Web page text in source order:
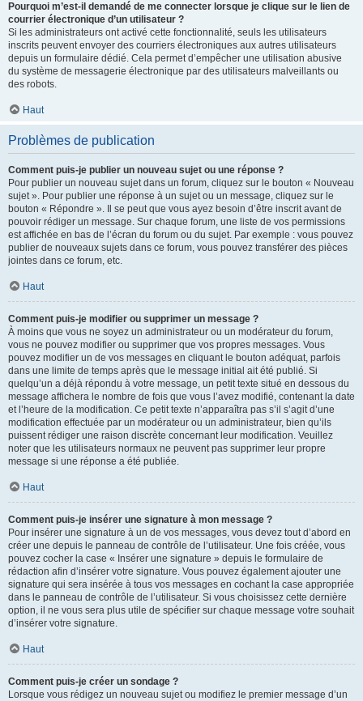
Pourquoi m’est-il demandé de me connecter lorsque je clique sur le lien de
courrier électronique d’un utilisateur ?
Si les administrateurs ont activé cette fonctionnalité, seuls les utilisateurs
inscrits peuvent envoyer des courriers électroniques aux autres utilisateurs
depuis un formulaire dédié. Cela permet d’empêcher une utilisation abusive
du système de messagerie électronique par des utilisateurs malveillants ou
des robots.
Haut
Problèmes de publication
Comment puis-je publier un nouveau sujet ou une réponse ?
Pour publier un nouveau sujet dans un forum, cliquez sur le bouton « Nouveau
sujet ». Pour publier une réponse à un sujet ou un message, cliquez sur le
bouton « Répondre ». Il se peut que vous ayez besoin d’être inscrit avant de
pouvoir rédiger un message. Sur chaque forum, une liste de vos permissions
est affichée en bas de l’écran du forum ou du sujet. Par exemple : vous pouvez
publier de nouveaux sujets dans ce forum, vous pouvez transférer des pièces
jointes dans ce forum, etc.
Haut
Comment puis-je modifier ou supprimer un message ?
À moins que vous ne soyez un administrateur ou un modérateur du forum,
vous ne pouvez modifier ou supprimer que vos propres messages. Vous
pouvez modifier un de vos messages en cliquant le bouton adéquat, parfois
dans une limite de temps après que le message initial ait été publié. Si
quelqu’un a déjà répondu à votre message, un petit texte situé en dessous du
message affichera le nombre de fois que vous l’avez modifié, contenant la date
et l’heure de la modification. Ce petit texte n’apparaîtra pas s’il s’agit d’une
modification effectuée par un modérateur ou un administrateur, bien qu’ils
puissent rédiger une raison discrète concernant leur modification. Veuillez
noter que les utilisateurs normaux ne peuvent pas supprimer leur propre
message si une réponse a été publiée.
Haut
Comment puis-je insérer une signature à mon message ?
Pour insérer une signature à un de vos messages, vous devez tout d’abord en
créer une depuis le panneau de contrôle de l’utilisateur. Une fois créée, vous
pouvez cocher la case « Insérer une signature » depuis le formulaire de
rédaction afin d’insérer votre signature. Vous pouvez également ajouter une
signature qui sera insérée à tous vos messages en cochant la case appropriée
dans le panneau de contrôle de l’utilisateur. Si vous choisissez cette dernière
option, il ne vous sera plus utile de spécifier sur chaque message votre souhait
d’insérer votre signature.
Haut
Comment puis-je créer un sondage ?
Lorsque vous rédigez un nouveau sujet ou modifiez le premier message d’un